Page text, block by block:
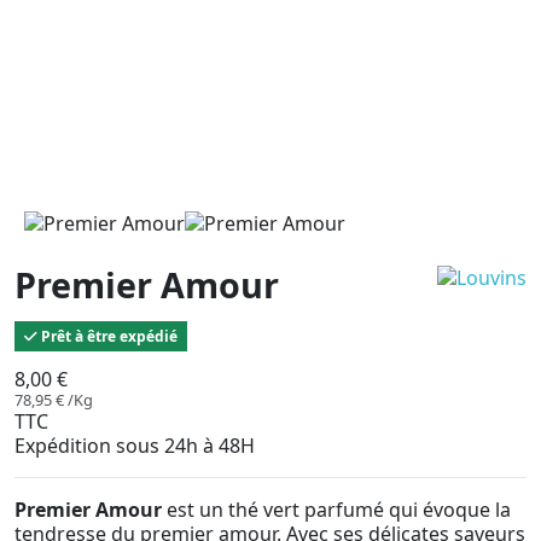
Premier Amour
Prêt à être expédié
8,00 €
78,95 € /Kg
TTC
Expédition sous 24h à 48H
Premier Amour est un thé vert parfumé qui évoque la
tendresse du premier amour. Avec ses délicates saveurs